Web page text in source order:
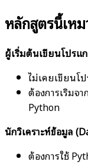
หลักสูตรนี้เหม
ผู้เริ่มต้นเขียนโปรแ
ไม่เคยเขียน
ต้องการเริ่มจ
Python
นักวิเคราะห์ข้อมูล
ต้องการใช้